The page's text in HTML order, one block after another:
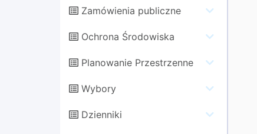
Zamówienia publiczne
Ochrona Środowiska
Planowanie Przestrzenne
Wybory
Dzienniki